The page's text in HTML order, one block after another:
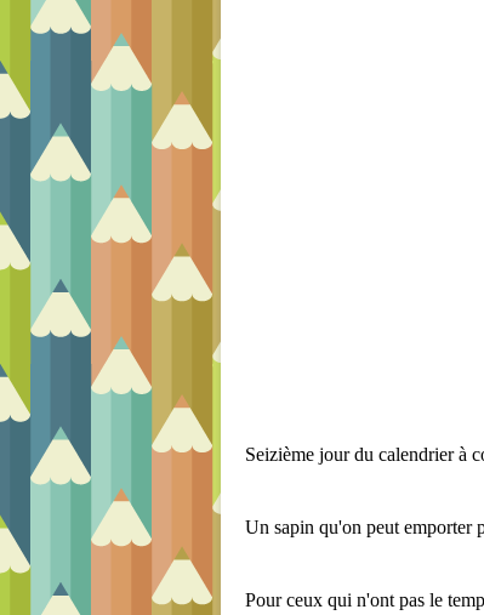
Seizième jour du calendrier à
Un sapin qu'on peut emporter
Pour ceux qui n'ont pas le